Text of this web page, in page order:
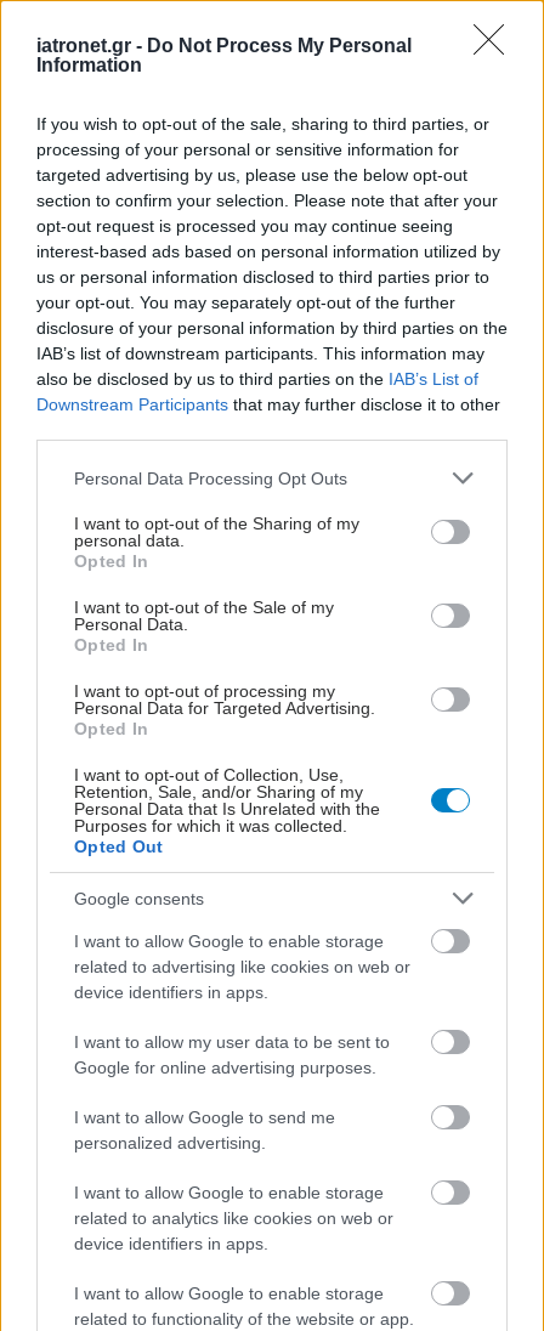
iatronet.gr - Do Not Process My Personal
Information
If you wish to opt-out of the sale, sharing to third parties, or
processing of your personal or sensitive information for
targeted advertising by us, please use the below opt-out
section to confirm your selection. Please note that after your
opt-out request is processed you may continue seeing
interest-based ads based on personal information utilized by
us or personal information disclosed to third parties prior to
your opt-out. You may separately opt-out of the further
disclosure of your personal information by third parties on the
IAB’s list of downstream participants. This information may
also be disclosed by us to third parties on the IAB’s List of
Downstream Participants that may further disclose it to other
Please note that this website/app uses one or more Google
not limited to your visit or usage behaviour. You may click to
grant or deny consent to Google and its third-party tags to
use your data for below specified purposes in below Google
consent section.
Personal Data Processing Opt Outs
I want to opt-out of the Sharing of my
personal data.
Opted In
I want to opt-out of the Sale of my
Personal Data.
Opted In
I want to opt-out of processing my
Personal Data for Targeted Advertising.
Opted In
I want to opt-out of Collection, Use,
Retention, Sale, and/or Sharing of my
Personal Data that Is Unrelated with the
Purposes for which it was collected.
Opted Out
Google consents
I want to allow Google to enable storage
related to advertising like cookies on web or
device identifiers in apps.
I want to allow my user data to be sent to
Google for online advertising purposes.
I want to allow Google to send me
personalized advertising.
I want to allow Google to enable storage
related to analytics like cookies on web or
device identifiers in apps.
I want to allow Google to enable storage
related to functionality of the website or app.
Προσθέστε το iatronet.gr στο Discover
ΔΙΑΒΑΣΤΕ ΑΚΟΜΑ
Οι αλλαγές στο σώμα
που θεωρούνται
Πώς επηρεάζει τους μυς
και τα οστά ένα
συμπλήρωμα
Πώς επηρεάζει η ψυχική
υγεία τη σωματική
Οι αόρατοι άνθρωποι
Ελλάδα
Αλκοόλ και ταξίδια: Οι 5
παγίδες που μπορούν να